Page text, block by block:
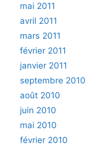
mai 2011
avril 2011
mars 2011
février 2011
janvier 2011
septembre 2010
août 2010
juin 2010
mai 2010
février 2010